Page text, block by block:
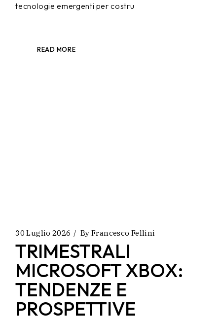
tecnologie emergenti per costru
READ MORE
30 Luglio 2026 By Francesco Fellini
TRIMESTRALI
MICROSOFT XBOX:
TENDENZE E
PROSPETTIVE